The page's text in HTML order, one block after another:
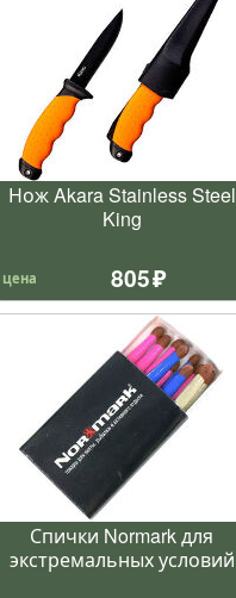
Нож Akara Stainless Steel
King
цена 805
Спички Normark для
экстремальных условий